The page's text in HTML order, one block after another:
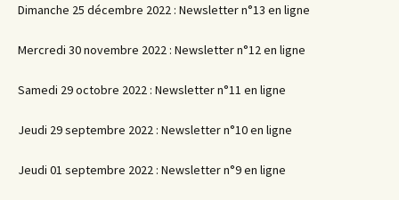
Dimanche 25 décembre 2022 : Newsletter n°13 en ligne
Mercredi 30 novembre 2022 : Newsletter n°12 en ligne
Samedi 29 octobre 2022 : Newsletter n°11 en ligne
Jeudi 29 septembre 2022 : Newsletter n°10 en ligne
Jeudi 01 septembre 2022 : Newsletter n°9 en ligne